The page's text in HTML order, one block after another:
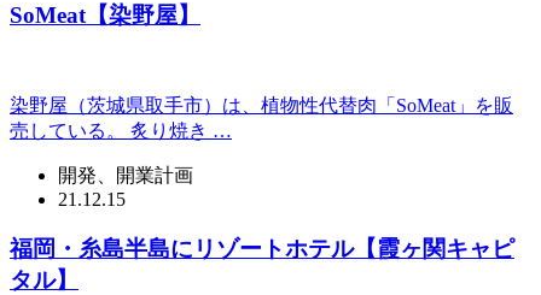
SoMeat【染野屋】
染野屋（茨城県取手市）は、植物性代替肉「SoMeat」を販
売している。 炙り焼き …
開発、開業計画
21.12.15
福岡・糸島半島にリゾートホテル【霞ヶ関キャピ
タル】